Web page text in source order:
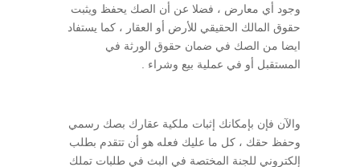
وجود أي معارض ، فضلا عن أن الصك يحفظ ويثبت
حقوق المالك الحقيقي للأرض أو العقار ، كما يستفاد
ايضا من الصك في ضمان حقوق الورثة في
المستقبل أو في عملية بيع وشراء .
والآن فإن بإمكانك إثبات ملكية عقارك بصك رسمي
وحفظ حقك ، كل ما عليك فعله هو أن تتقدم بطلب
إلكتروني للجنة المختصة في البث في طلبات تملك